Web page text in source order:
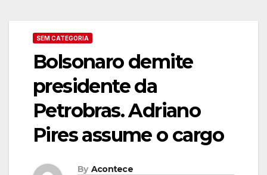
SEM CATEGORIA
Bolsonaro demite
presidente da
Petrobras. Adriano
Pires assume o cargo
By Acontece